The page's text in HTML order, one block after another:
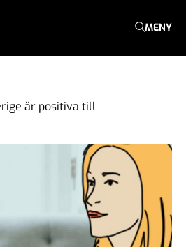
MENY
är positiva till